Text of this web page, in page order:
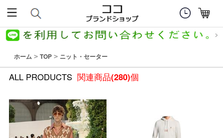
ホーム > TOP > ニット・セーター
ALL PRODUCTS 関連商品(280)個